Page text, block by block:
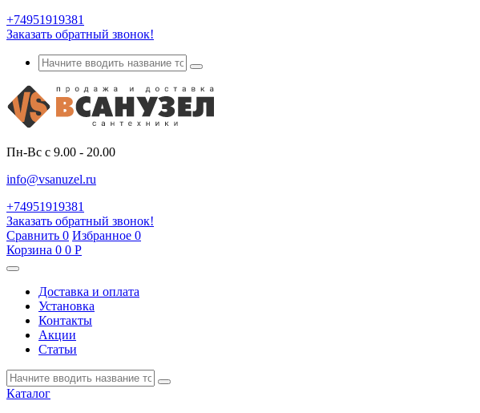
+74951919381
Заказать обратный звонок!
Пн-Вс с 9.00 - 20.00
info@vsanuzel.ru
+74951919381
Заказать обратный звонок!
Сравнить 0 Избранное 0
Корзина 0 0 Р
Доставка и оплата
Установка
Контакты
Акции
Статьи
Каталог